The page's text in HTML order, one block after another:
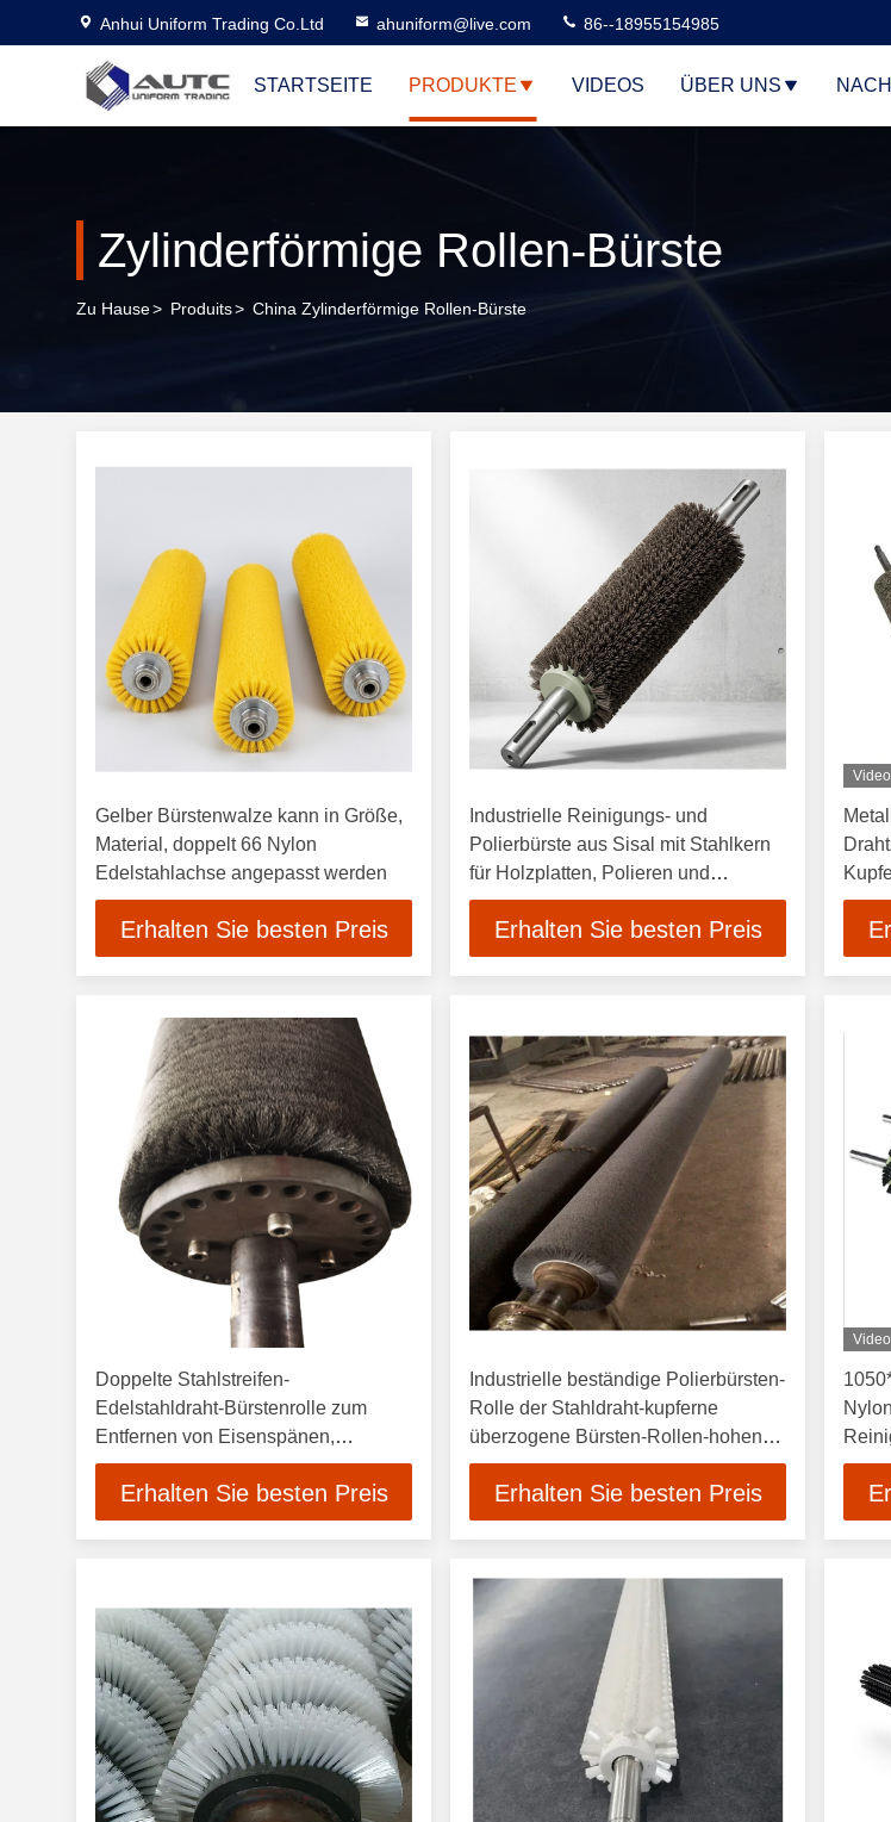
Anhui Uniform Trading Co.Ltd ahuniform@live.com 86--18955154985
STARTSEITE PRODUKTE VIDEOS ÜBER UNS
Zylinderförmige Rollen-Bürste
Zu Hause> Produits> China Zylinderförmige Rollen-Bürste
Gelber Bürstenwalze kann in Größe,
Material, doppelt 66 Nylon
Edelstahlachse angepasst werden
Erhalten Sie besten Preis
Industrielle Reinigungs- und
Polierbürste aus Sisal mit Stahlkern
für Holzplatten, Polieren und
Schleifen
Erhalten Sie besten Preis
Video
Doppelte Stahlstreifen-
Edelstahldraht-Bürstenrolle zum
Entfernen von Eisenspänen,
Reinigungsbürstenrolle, schwere
Bürstenrolle
Erhalten Sie besten Preis
Industrielle beständige Polierbürsten-
Rolle der Stahldraht-kupferne
überzogene Bürsten-Rollen-hohen
Temperatur
Erhalten Sie besten Preis
Video